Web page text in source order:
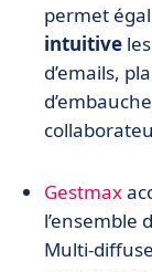
permet
intuitive
d’emails,
Gestmax
l’ensemble
Multi-